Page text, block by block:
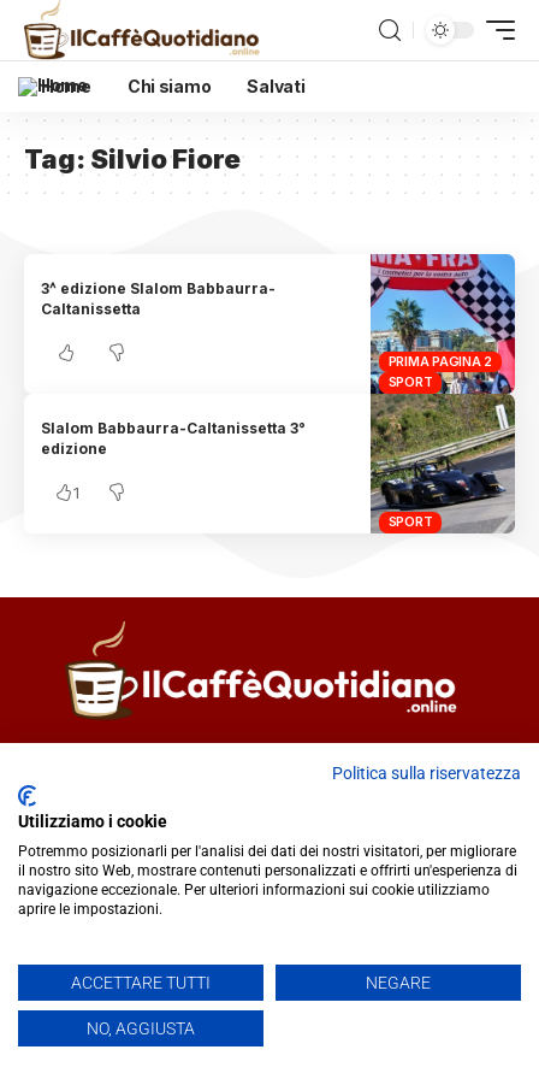
Home Chi siamo Salvati
Tag: Silvio Fiore
PRIMA PAGINA 2
SPORT
3^ edizione Slalom Babbaurra-
Caltanissetta
SPORT
Slalom Babbaurra-Caltanissetta 3°
edizione
1
redazione@ilcaffequotidiano.online
C.F. 92076900858
Chi siamo
Privacy & Cookie Policy
IlCaffèQuotidiano.online è una testata giornalistica registrata
presso il Tribunale di Caltanissetta n.02/2024 del 17/07/2024 |
Realizzato da
Politica sulla riservatezza
Utilizziamo i cookie
Potremmo posizionarli per l'analisi dei dati dei nostri visitatori, per migliorare
il nostro sito Web, mostrare contenuti personalizzati e offrirti un'esperienza di
navigazione eccezionale. Per ulteriori informazioni sui cookie utilizziamo
aprire le impostazioni.
ACCETTARE TUTTI NEGARE
NO, AGGIUSTA